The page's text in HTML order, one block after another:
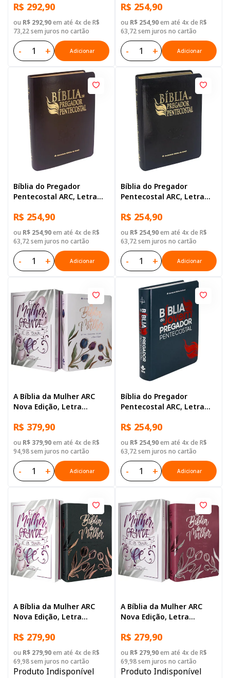
R$ 292,90
ou R$ 292,90em até 4x de R$
73,22 sem juros no cartão
- + Adicionar
destacadas, com índice,
com zíper, Capa Couro
Sintético Preta
R$ 254,90
ou R$ 254,90em até 4x de R$
63,72 sem juros no cartão
- + Adicionar
Bíblia do Pregador
Pentecostal ARC, Letra
índice, Capa Couro
Sintético Vinho Nobre
R$ 254,90
ou R$ 254,90em até 4x de R$
63,72 sem juros no cartão
- + Adicionar
Bíblia do Pregador
Pentecostal ARC, Letra
índice, Capa Couro
Sintético Preta Nobre
R$ 254,90
ou R$ 254,90em até 4x de R$
63,72 sem juros no cartão
- + Adicionar
A Bíblia da Mulher ARC
Nova Edição, Letra
Couro Sintético Ilustrada:
Lilas
R$ 379,90
ou R$ 379,90em até 4x de R$
94,98 sem juros no cartão
- + Adicionar
Bíblia do Pregador
Pentecostal ARC, Letra
Couro Sintético Azul
R$ 254,90
ou R$ 254,90em até 4x de R$
63,72 sem juros no cartão
- + Adicionar
A Bíblia da Mulher ARC
Nova Edição, Letra
Couro Sintético Azul
R$ 279,90
ou R$ 279,90em até 4x de R$
69,98 sem juros no cartão
Produto Indisponível
A Bíblia da Mulher ARC
Nova Edição, Letra
Tamanho Grande, Capa
Couro Sintético Rosa
R$ 279,90
ou R$ 279,90em até 4x de R$
69,98 sem juros no cartão
Produto Indisponível